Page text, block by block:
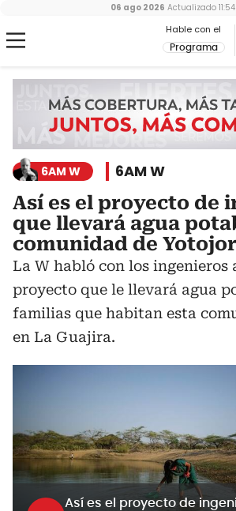
Hable con el
Programa
06 ago 2026 Actualizado 11:54
6AM W 6AM W
Así es el proyecto de
que llevará agua
comunidad de
La W habló con los ingenieros
proyecto que le llevará agua
familias que habitan esta
en La Guajira.